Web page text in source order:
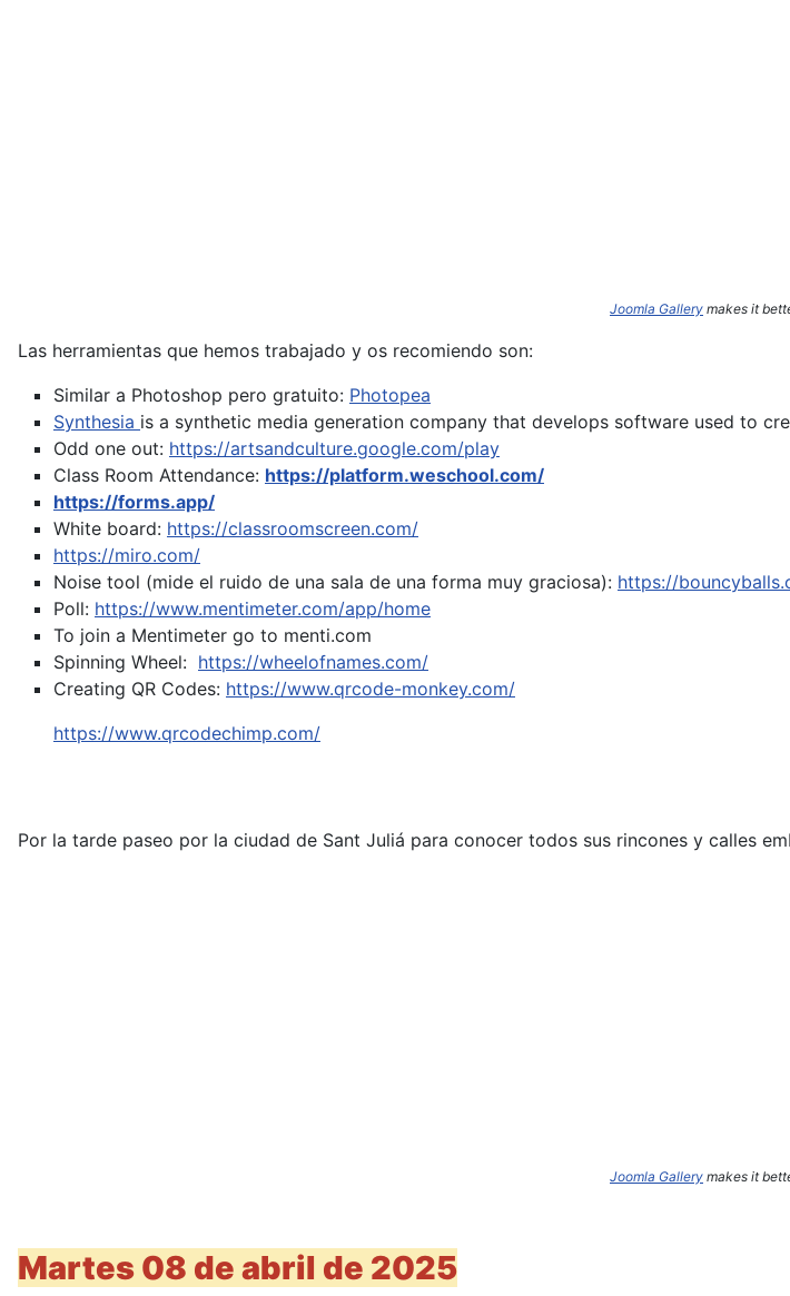
Joomla Gallery makes it
Las herramientas que hemos trabajado y os recomiendo son:
Similar a Photoshop pero gratuito: Photopea
Synthesia is a synthetic media generation company that develops software used to
Odd one out: https://artsandculture.google.com/play
Class Room Attendance: https://platform.weschool.com/
https://forms.app/
White board: https://classroomscreen.com/
https://miro.com/
Noise tool (mide el ruido de una sala de una forma muy graciosa): https://
Poll: https://www.mentimeter.com/app/home
To join a Mentimeter go to menti.com
Spinning Wheel: https://wheelofnames.com/
Creating QR Codes: https://www.qrcode-monkey.com/
https://www.qrcodechimp.com/
Por la tarde paseo por la ciudad de Sant Juliá para conocer todos sus rincones y calles
Joomla Gallery makes it
Martes 08 de abril de 2025